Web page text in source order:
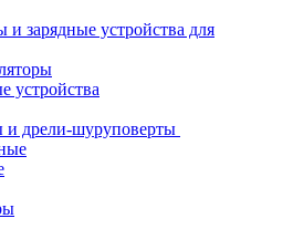
и зарядные устройства для
устройства
дрели-шуруповерты